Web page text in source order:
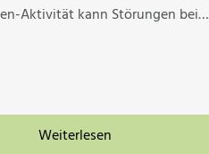
Aktivität kann Störungen bei…
Weiterlesen